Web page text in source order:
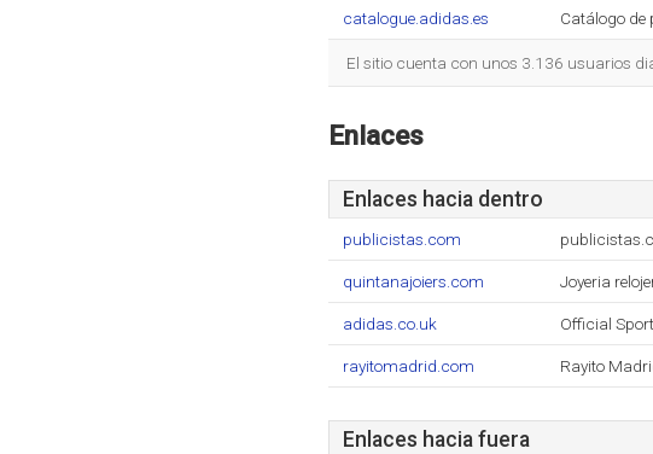
catalogue.adidas.es Catálogo
El sitio cuenta con unos 3.136 usuarios
Enlaces
Enlaces hacia dentro
publicistas.com
quintanajoiers.com Joyeria
adidas.co.uk Official
rayitomadrid.com Rayito
Enlaces hacia fuera